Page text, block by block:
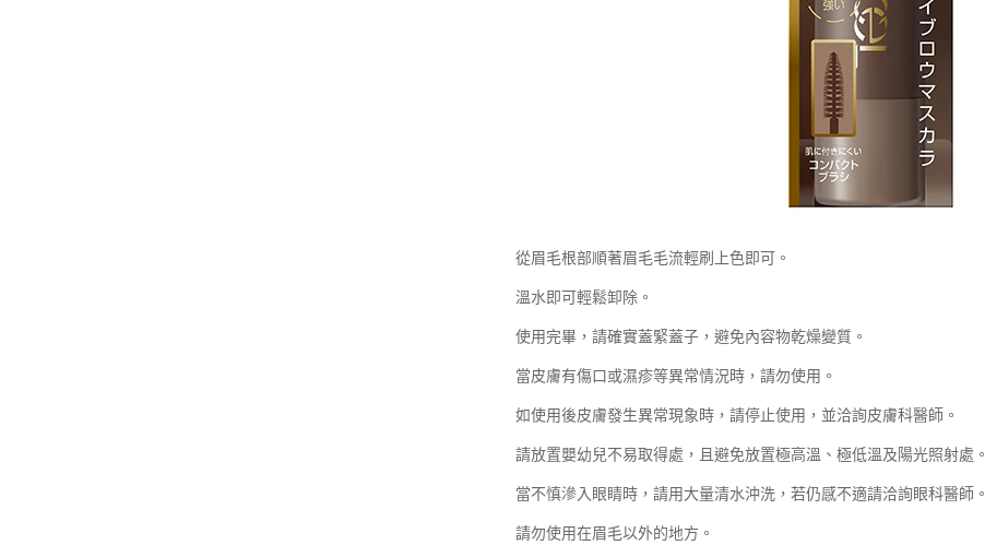
從眉毛根部順著眉毛毛流輕刷上色即可。
溫水即可輕鬆卸除。
使用完畢，請確實蓋緊蓋子，避免內容物乾燥變質。
當皮膚有傷口或濕疹等異常情況時，請勿使用。
如使用後皮膚發生異常現象時，請停止使用，並洽詢皮膚科醫師。
請放置嬰幼兒不易取得處，且避免放置極高溫、極低溫及陽光照射處。
當不慎滲入眼睛時，請用大量清水沖洗，若仍感不適請洽詢眼科醫師。
請勿使用在眉毛以外的地方。